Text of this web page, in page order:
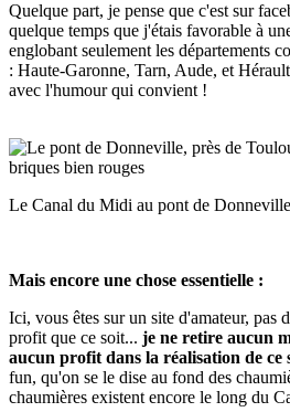
Quelque part, je pense que c'est sur
quelque temps que j'étais favorable à
englobant seulement les départements
: Haute-Garonne, Tarn, Aude, et
avec l'humour qui convient !
Le Canal du Midi au pont de
Mais encore une chose essentielle :
Ici, vous êtes sur un site d'amateur, pas
profit que ce soit... je ne retire aucun
aucun profit dans la réalisation de ce
fun, qu'on se le dise au fond des
chaumières existent encore le long du